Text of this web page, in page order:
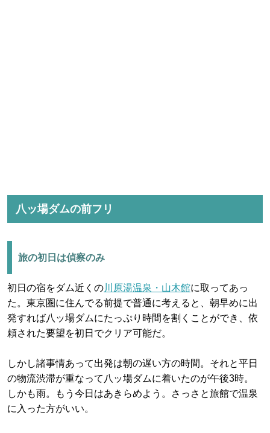
八ッ場ダムの前フリ
旅の初日は偵察のみ
初日の宿をダム近くの川原湯温泉・山木館に取ってあっ
た。東京圏に住んでる前提で普通に考えると、朝早めに出
発すれば八ッ場ダムにたっぷり時間を割くことができ、依
頼された要望を初日でクリア可能だ。
しかし諸事情あって出発は朝の遅い方の時間。それと平日
の物流渋滞が重なって八ッ場ダムに着いたのが午後3時。
しかも雨。もう今日はあきらめよう。さっさと旅館で温泉
に入った方がいい。